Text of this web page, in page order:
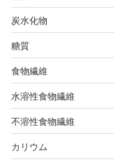
炭水化物
糖質
食物繊維
水溶性食物繊維
不溶性食物繊維
カリウム